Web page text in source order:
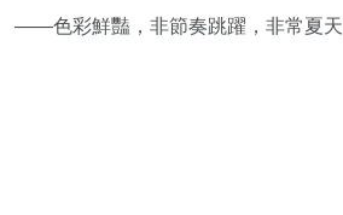
——色彩鮮豔，非節奏跳躍，非常夏天